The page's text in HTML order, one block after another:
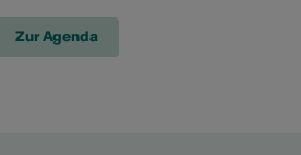
Zur Agenda